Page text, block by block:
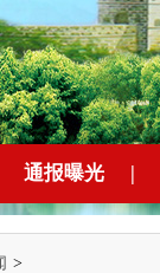
通报曝光 |
>